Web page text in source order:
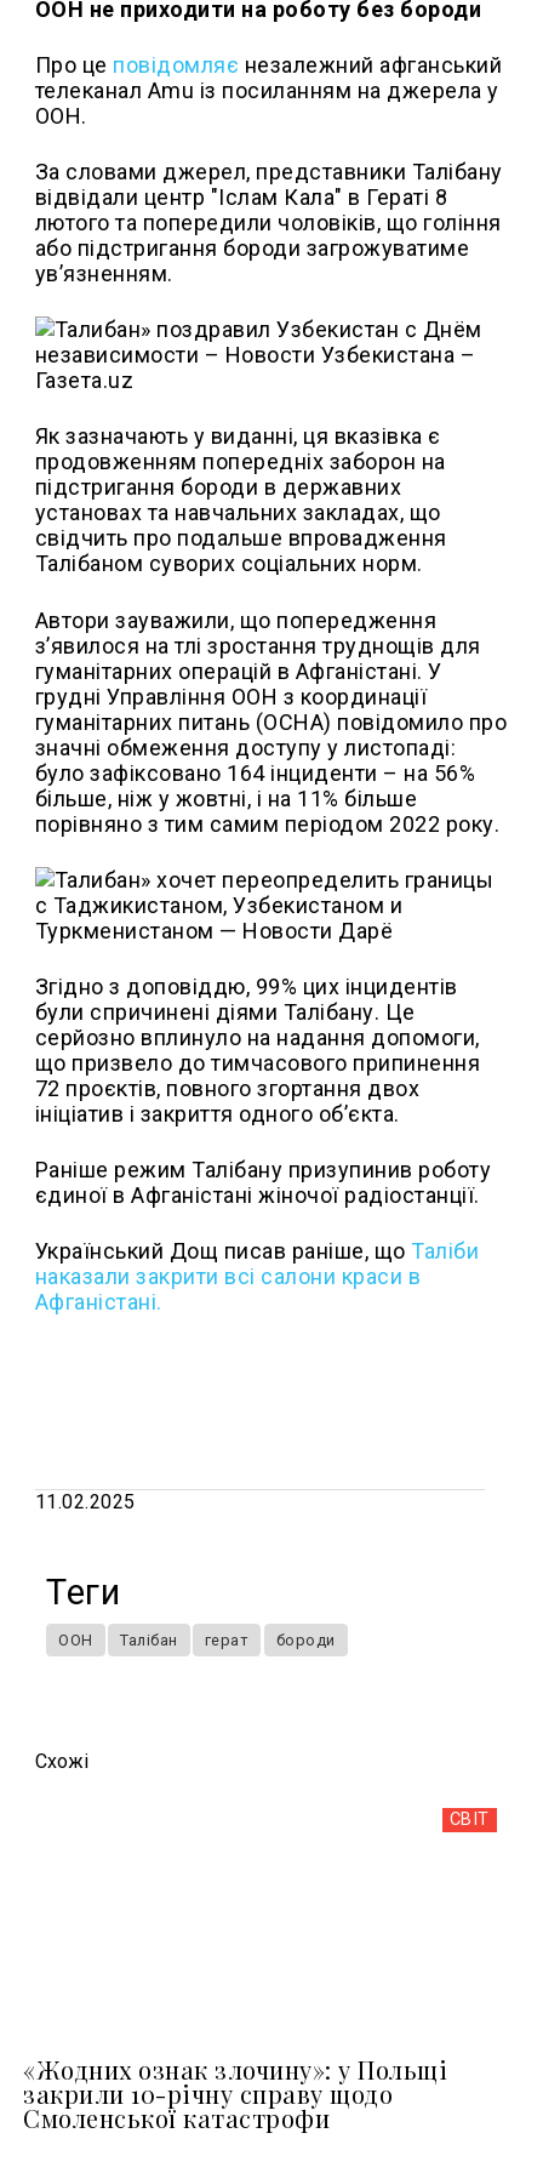
ООН не приходити на роботу без бороди
Про це повідомляє незалежний афганський
телеканал Amu із посиланням на джерела у
ООН.
За словами джерел, представники Талібану
відвідали центр "Іслам Кала" в Гераті 8
лютого та попередили чоловіків, що гоління
або підстригання бороди загрожуватиме
ув’язненням.
Як зазначають у виданні, ця вказівка є
продовженням попередніх заборон на
підстригання бороди в державних
установах та навчальних закладах, що
свідчить про подальше впровадження
Талібаном суворих соціальних норм.
Автори зауважили, що попередження
з’явилося на тлі зростання труднощів для
гуманітарних операцій в Афганістані. У
грудні Управління ООН з координації
гуманітарних питань (OCHA) повідомило про
значні обмеження доступу у листопаді:
було зафіксовано 164 інциденти – на 56%
більше, ніж у жовтні, і на 11% більше
порівняно з тим самим періодом 2022 року.
Згідно з доповіддю, 99% цих інцидентів
були спричинені діями Талібану. Це
серйозно вплинуло на надання допомоги,
що призвело до тимчасового припинення
72 проєктів, повного згортання двох
ініціатив і закриття одного об’єкта.
Раніше режим Талібану призупинив роботу
єдиної в Афганістані жіночої радіостанції.
Український Дощ писав раніше, що Таліби
наказали закрити всі салони краси в
Афганістані.
11.02.2025
Теги
ООН Талібан герат бороди
Схожi
СВІТ
«Жодних ознак злочину»: у Польщі
закрили 10-річну справу щодо
Смоленської катастрофи